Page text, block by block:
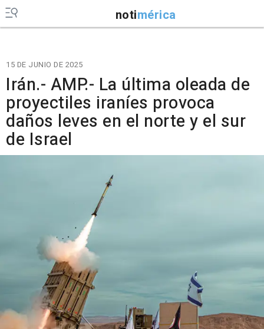
notimérica
15 DE JUNIO DE 2025
Irán.- AMP.- La última oleada de
proyectiles iraníes provoca
daños leves en el norte y el sur
de Israel